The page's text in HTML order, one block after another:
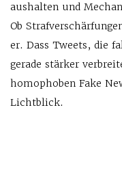
aushalten und
Ob
er. Dass Tweets, die
gerade stärker
homophoben Fake
Lichtblick.